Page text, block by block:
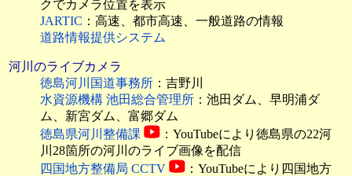
クでカメラ位置を表示
JARTIC ：高速、都市高速、一般道路の情報
道路情報提供システム
河川のライブカメラ
徳島河川国道事務所 ：吉野川
水資源機構 池田総合管理所 ：池田ダム、早明浦ダ
ム、新宮ダム、富郷ダム
徳島県河川整備課
：YouTubeにより徳島県の22河
川28箇所の河川のライブ画像を配信
四国地方整備局 CCTV
：YouTubeにより四国地方